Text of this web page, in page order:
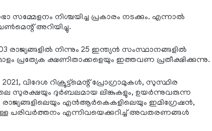
സമ്മേളനം നിശ്ചയിച്ച പ്രകാരം നടക്കും. എന്നാല്‍
അറിയിച്ചു.
രാജ്യങ്ങളില്‍ നിന്നും 25 ഇന്ത്യന്‍ സംസ്ഥാനങ്ങളില്‍
ഓളം പ്രത്യേക ക്ഷണിതാക്കളെയും ഇത്തവണ പ്രതീക്ഷിക്കുന്നു.
വിദേശ റിക്രൂട്ട്മെന്റ് പ്രോഗ്രാമുകള്‍, സുസ്ഥിര
സുരക്ഷയും ദുര്‍ബലമായ ലിങ്കുകളും, ഉയര്‍ന്നുവരുന്ന
എന്‍ആര്‍കെകളിലെയും ഇമിഗ്രേഷന്‍,
പരിവര്‍ത്തനം എന്നിവയെക്കുറിച്ച് അവതരണങ്ങള്‍